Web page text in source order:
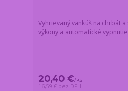
Vyhrievaný vankúš na chrbát a
výkony a automatické
20,40 €/ks
16,59 € bez DPH